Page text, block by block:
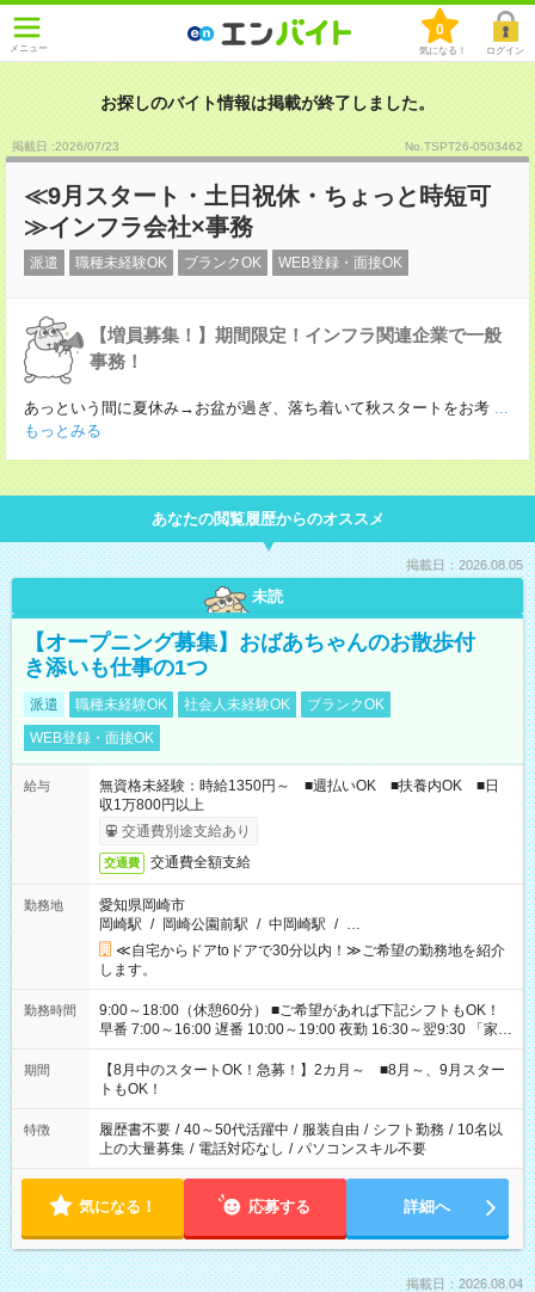
メニュー
0
気になる！ ログイン
お探しのバイト情報は掲載が終了しました。
掲載日 :2026/07/23 No.TSPT26-0503462
≪9月スタート・土日祝休・ちょっと時短可
≫インフラ会社×事務
派遣 職種未経験OK ブランクOK WEB登録・面接OK
【増員募集！】期間限定！インフラ関連企業で一般
事務！
あっという間に夏休み→お盆が過ぎ、落ち着いて秋スタートをお考 ...
もっとみる
あなたの閲覧履歴からのオススメ
掲載日：2026.08.05
未読
【オープニング募集】おばあちゃんのお散歩付
き添いも仕事の1つ
派遣 職種未経験OK 社会人未経験OK
ブランクOK
WEB登録・面接OK
給与
無資格未経験：時給1350円～ ■週払いOK ■扶養内OK ■日
収1万800円以上
交通費別途支給あり
交通費 交通費全額支給
勤務地
愛知県岡崎市
岡崎駅 / 岡崎公園前駅 / 中岡崎駅 / …
≪自宅からドアtoドアで30分以内！≫ご希望の勤務地を紹介
します。
勤務時間
9:00～18:00（休憩60分） ■ご希望があれば下記シフトもOK！
早番 7:00～16:00 遅番 10:00～19:00 夜勤 16:30～翌9:30 「家族
と休みを合わせたい」 「余裕を持って夕飯の準備がしたい」
「できれば残業はしたくない」 など、ご希望を教えてください
ね。 ※Wワーク希望の方へ 今ご覧のお仕事で希望する勤務時間
と、もう1つのお仕事の勤務時間。 合計で週40時間を超える場
合は応募できません。
期間
【8月中のスタートOK！急募！】2カ月～ ■8月～、9月スター
トもOK！
特徴 履歴書不要 / 40～50代活躍中 / 服装自由 / シフト勤務 / 10名以
上の大量募集 / 電話対応なし / パソコンスキル不要
気になる！ 応募する 詳細へ
掲載日：2026.08.04